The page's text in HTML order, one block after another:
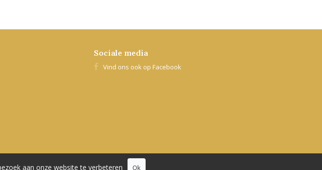
Sociale media
Vind ons ook op Facebook
aan onze website te verbeteren Ok